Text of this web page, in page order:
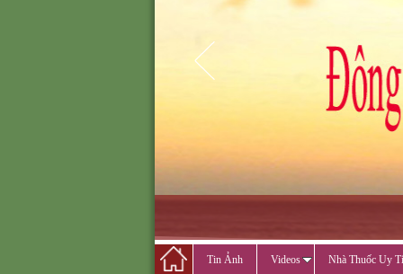
ĐÔNG Y MINH
ĐÔNG Y
Tin Ảnh Videos Nhà Thuốc Uy